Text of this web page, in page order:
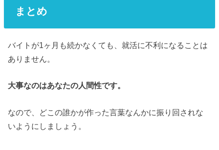
まとめ
バイトが1ヶ月も続かなくても、就活に不利になることは
ありません。
大事なのはあなたの人間性です。
なので、どこの誰かが作った言葉なんかに振り回されな
いようにしましょう。